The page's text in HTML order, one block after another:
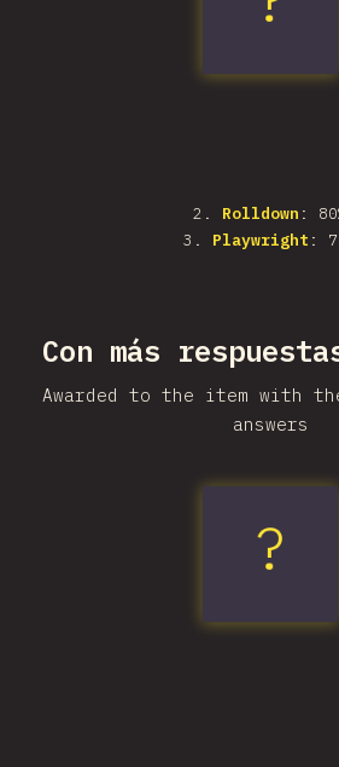
2 . Rolldown :
3 . Playwright :
Con más
Awarded to the item with
answers
?
fnm